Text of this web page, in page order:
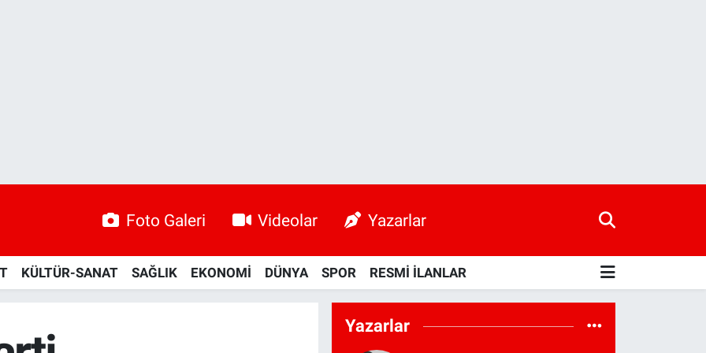
Foto Galeri Videolar Yazarlar
KÜLTÜR-SANAT SAĞLIK EKONOMİ DÜNYA SPOR RESMİ İLANLAR
Yazarlar